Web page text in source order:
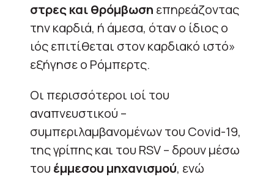
στρες και θρόμβωση επηρεάζοντας
την καρδιά, ή άμεσα, όταν ο ίδιος ο
ιός επιτίθεται στον καρδιακό ιστό»
εξήγησε ο Ρόμπερτς.
Οι περισσότεροι ιοί του
αναπνευστικού –
συμπεριλαμβανομένων του Covid-19,
της γρίπης και του RSV – δρουν μέσω
του έμμεσου μηχανισμού, ενώ